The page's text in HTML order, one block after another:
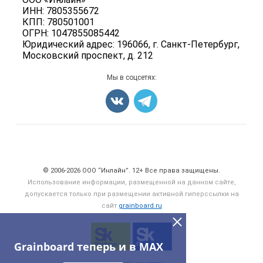
Grainboard теперь и в MAX
ИНН: 7805355672
КПП: 780501001
ОГРН: 1047855085442
Юридический адрес: 196066, г. Санкт-Петербург,
Московский проспект, д. 212
Оборудование
Прочее
Карта объявлений
Мы в соцсетях:
© 2006‑2026 ООО “Инлайн”. 12+ Все права защищены.
Использование информации, размещенной на данном сайте,
допускается только при размещении активной гиперссылки на
сайт grainboard.ru